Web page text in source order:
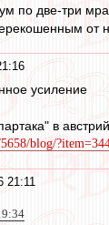
по две-три
от
усиление
в
blog/
21:11